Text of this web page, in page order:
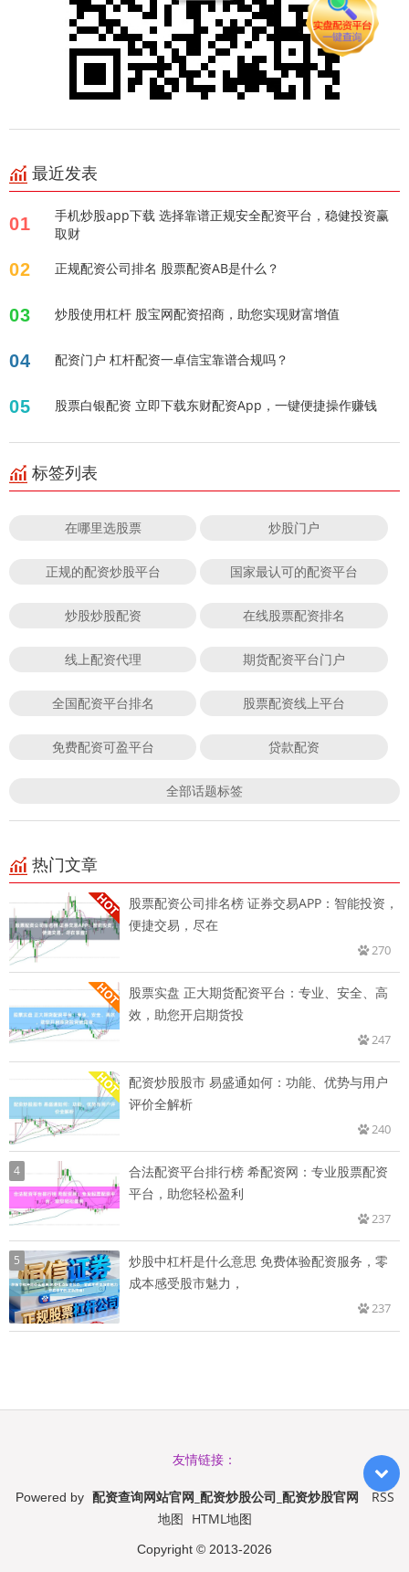
最近发表
01
手机炒股app下载 选择靠谱正规安全配资平台，稳健投资赢
取财
02 正规配资公司排名 股票配资AB是什么？
03 炒股使用杠杆 股宝网配资招商，助您实现财富增值
04 配资门户 杠杆配资一卓信宝靠谱合规吗？
05 股票白银配资 立即下载东财配资App，一键便捷操作赚钱
标签列表
在哪里选股票 炒股门户
正规的配资炒股平台 国家最认可的配资平台
炒股炒股配资 在线股票配资排名
线上配资代理 期货配资平台门户
全国配资平台排名 股票配资线上平台
免费配资可盈平台 贷款配资
全部话题标签
热门文章
股票配资公司排名榜 证券交易APP：智能投资，
便捷交易，尽在
270
股票实盘 正大期货配资平台：专业、安全、高
效，助您开启期货投
247
配资炒股股市 易盛通如何：功能、优势与用户
评价全解析
240
4
合法配资平台排行榜 希配资网：专业股票配资
平台，助您轻松盈利
237
5
炒股中杠杆是什么意思 免费体验配资服务，零
成本感受股市魅力，
237
友情链接：
Powered by 配资查询网站官网_配资炒股公司_配资炒股官网
RSS
地图 HTML地图
Copyright © 2013-2026